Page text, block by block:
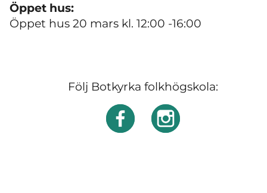
Öppet hus:
Öppet hus 20 mars kl. 12:00 -16:00
Följ Botkyrka folkhögskola: